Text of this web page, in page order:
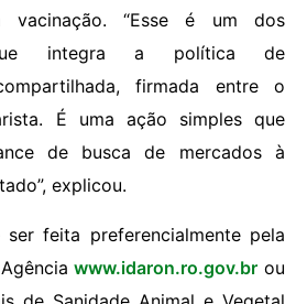
vacinação. “Esse é um dos
que integra a política de
firmada entre o
É uma ação simples que
de busca de mercados à
explicou.
feita preferencialmente pela
www.idaron.ro.gov.br ou